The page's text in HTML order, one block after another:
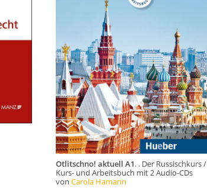
Otlitschno! aktuell A1. . Der Russischkurs /
Kurs- und Arbeitsbuch mit 2 Audio-CDs
von Carola Hamann